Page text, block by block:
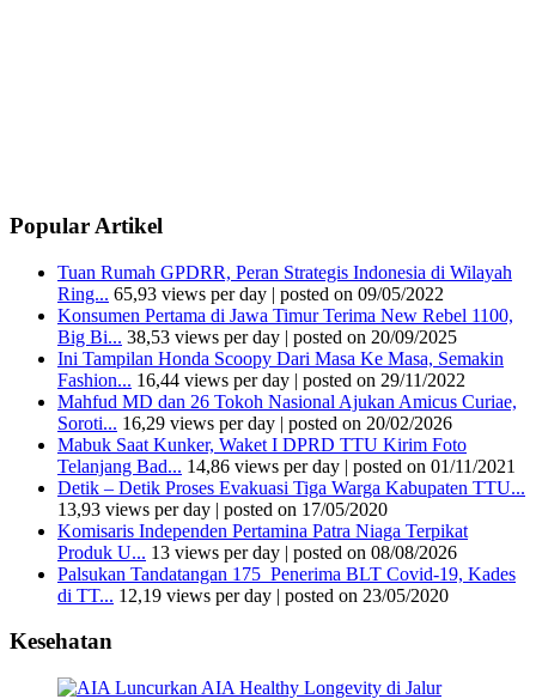
Popular Artikel
Tuan Rumah GPDRR, Peran Strategis Indonesia di Wilayah
Ring... 65,93 views per day | posted on 09/05/2022
Konsumen Pertama di Jawa Timur Terima New Rebel 1100,
Big Bi... 38,53 views per day | posted on 20/09/2025
Ini Tampilan Honda Scoopy Dari Masa Ke Masa, Semakin
Fashion... 16,44 views per day | posted on 29/11/2022
Mahfud MD dan 26 Tokoh Nasional Ajukan Amicus Curiae,
Soroti... 16,29 views per day | posted on 20/02/2026
Mabuk Saat Kunker, Waket I DPRD TTU Kirim Foto
Telanjang Bad... 14,86 views per day | posted on 01/11/2021
Detik – Detik Proses Evakuasi Tiga Warga Kabupaten TTU...
13,93 views per day | posted on 17/05/2020
Komisaris Independen Pertamina Patra Niaga Terpikat
Produk U... 13 views per day | posted on 08/08/2026
Palsukan Tandatangan 175 Penerima BLT Covid-19, Kades
di TT... 12,19 views per day | posted on 23/05/2020
Kesehatan